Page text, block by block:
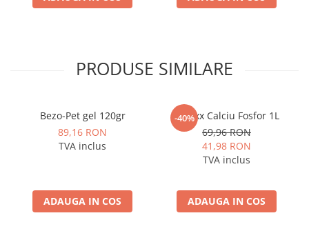
PRODUSE SIMILARE
Bezo-Pet gel 120gr
89,16 RON
TVA inclus
ADAUGA IN COS
-40%
Vetexx Calciu Fosfor 1L
69,96 RON
41,98 RON
TVA inclus
ADAUGA IN COS